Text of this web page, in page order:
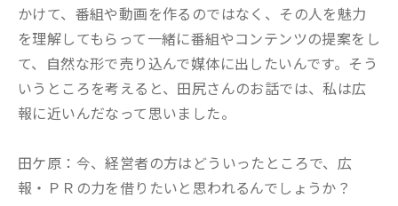
かけて、番組や動画を作るのではなく、その人を魅力
を理解してもらって一緒に番組やコンテンツの提案をし
て、自然な形で売り込んで媒体に出したいんです。そう
いうところを考えると、田尻さんのお話では、私は広
報に近いんだなって思いました。
田ケ原：今、経営者の方はどういったところで、広
報・ＰＲの力を借りたいと思われるんでしょうか？